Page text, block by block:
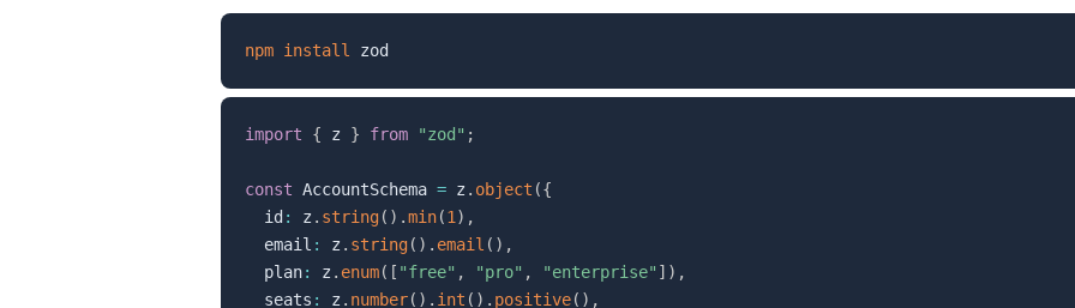
npm install
import { z } from "zod" ;
const AccountSchema = z . object ({
  id
: z . string( ) .min(1 ) ,
  email
: z . string( ) . email ( ) ,
  plan
: z . enum( [ "free" , "pro" , "enterprise" ] ) ,
  seats
: z . number( ) . int ( ) . positive( ) ,